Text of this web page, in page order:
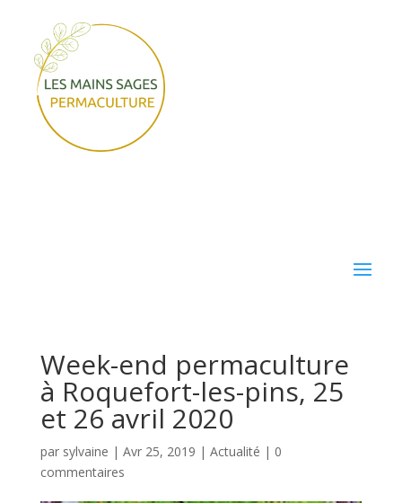
Week-end permaculture
à Roquefort-les-pins, 25
et 26 avril 2020
par sylvaine | Avr 25, 2019 | Actualité | 0
commentaires